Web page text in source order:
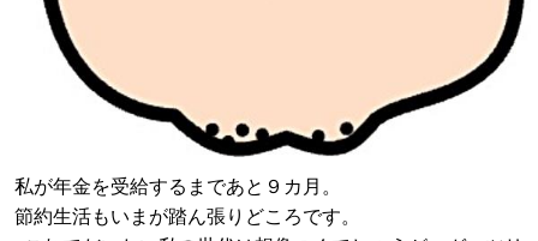
私が年金を受給するまであと９カ月。
節約生活もいまが踏ん張りどころです。